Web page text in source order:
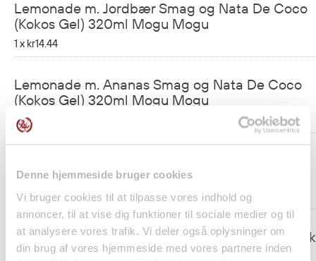
Denne hjemmeside bruger cookies
Vi bruger cookies til at tilpasse vores indhold og
annoncer, til at vise dig funktioner til sociale medier og til
at analysere vores trafik. Vi deler også oplysninger om
din brug af vores hjemmeside med vores partnere inden
Lemonade m. Jordbær Smag og Nata De Coco
(Kokos Gel) 320ml Mogu Mogu
1 x kr14.44
Lemonade m. Ananas Smag og Nata De Coco
(Kokos Gel) 320ml Mogu Mogu
1 xkr14.44
(Kokos Gel) 320ml Mogu Mogu
1 x kr14.44
Lemonade m. Drue Smag og Nata De Coco
Gel) 320ml Mogu Mogu